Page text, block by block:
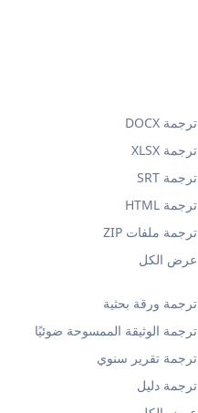
ترجمة ورقة بحثية
ترجمة الوثيقة الممسوحة ضوئيًا
ترجمة تقرير سنوي
ترجمة دليل
ترجمة DOCX
ترجمة XLSX
ترجمة SRT
ترجمة HTML
ترجمة ملفات ZIP
عرض الكل